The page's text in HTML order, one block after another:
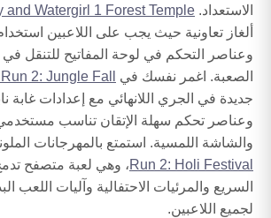
الاستعداد. and Watergirl 1 Forest Temple
ألغاز تعاونية حيث يجب على اللاعبين
وعناصر التحكم في لوحة المفاتيح للتنقل في
الصعبة. اغمر نفسك في
2: Jungle Fall
جديدة في الجري اللانهائي مع إعدادات غابة
وعناصر تحكم سهلة الإتقان تناسب مستخدمي
والشاشة اللمسية. استمتع بالمهرجانات
Run 2: Holi Festival، وهي لعبة متصفح
السريع والمرئيات الاحتفالية وآليات اللعب
لجميع اللاعبين.